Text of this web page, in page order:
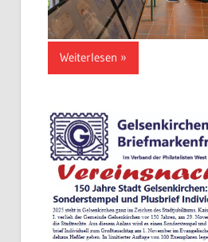
Weiterlesen